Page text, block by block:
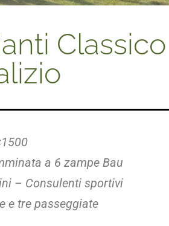
Classico
a 6 zampe Bau
– Consulenti sportivi
e tre passeggiate